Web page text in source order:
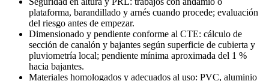
plataforma, barandillado y arnés cuando procede; evaluación
del riesgo antes de empezar.
Dimensionado y pendiente conforme al CTE: cálculo de
sección de canalón y bajantes según superficie de cubierta y
pluviometría local; pendiente mínima aproximada del 1 %
hacia bajantes.
Materiales homologados y adecuados al uso: PVC, aluminio